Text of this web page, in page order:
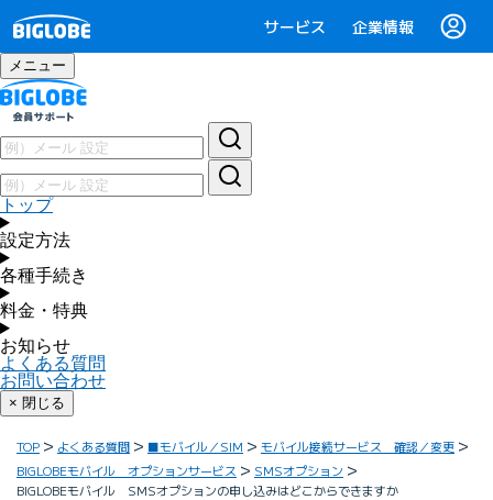
サービス 企業情報
メニュー
トップ
設定方法
各種手続き
料金・特典
お知らせ
よくある質問
お問い合わせ
× 閉じる
TOP よくある質問 ■モバイル／SIM
モバイル接続サービス 確認／変更
BIGLOBEモバイル オプションサービス
SMSオプション
BIGLOBEモバイル SMSオプションの申し込みはどこからできますか